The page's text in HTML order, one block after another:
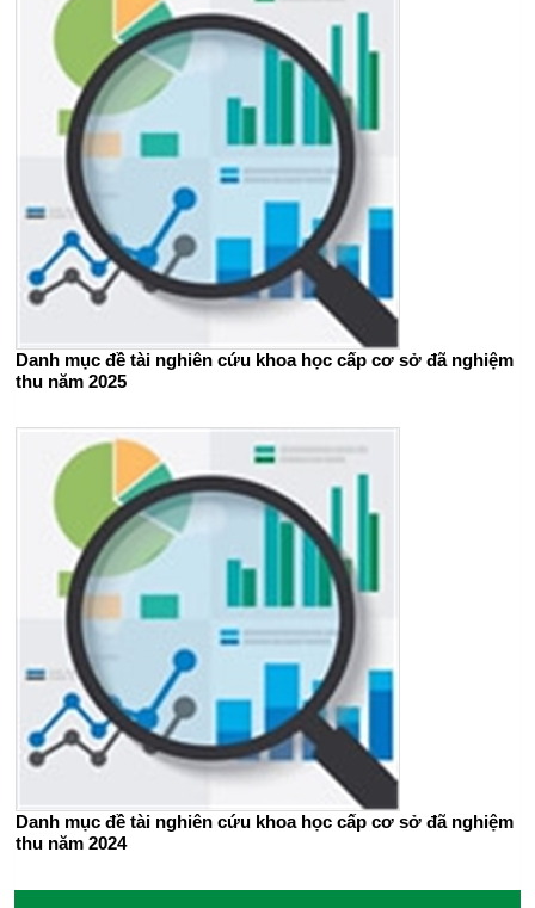
Danh mục đề tài nghiên cứu khoa học cấp cơ sở đã nghiệm
thu năm 2025
Danh mục đề tài nghiên cứu khoa học cấp cơ sở đã nghiệm
thu năm 2024